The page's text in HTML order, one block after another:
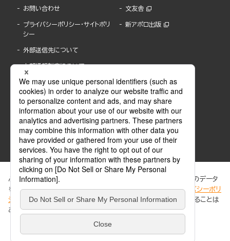
お問い合わせ
プライバシーポリシー・サイトポリ
シー
外部送信先について
内部通報制度について
文友舎
新アポロ出版
ABJマークは、この電子書店・電子書籍配信サービスが、著作権者からコンテンツ使用許諾を
得た正規版配信サービスであることを示す登録商標(登録番号 第6091713号)です。
ABJマークの詳細、ABJマークを掲示しているサービスの一覧はこちら。
ぶんか社が運営するサイトでは、利便性向上のためにCookie等のデータ
を使用しています。 当社のCookieについての詳細は、「プライバシーポリ
シー
」をご覧ください。当サイトでは、訪問者の個人情報を追跡することは
ありません。